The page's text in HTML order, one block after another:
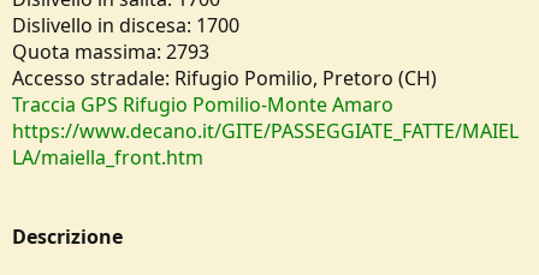
Dislivello in discesa: 1700
Quota massima: 2793
Accesso stradale: Rifugio Pomilio, Pretoro (CH)
Traccia GPS Rifugio Pomilio-Monte Amaro
https://www.decano.it/GITE/PASSEGGIATE_FATTE/MAIEL
LA/maiella_front.htm
Descrizione